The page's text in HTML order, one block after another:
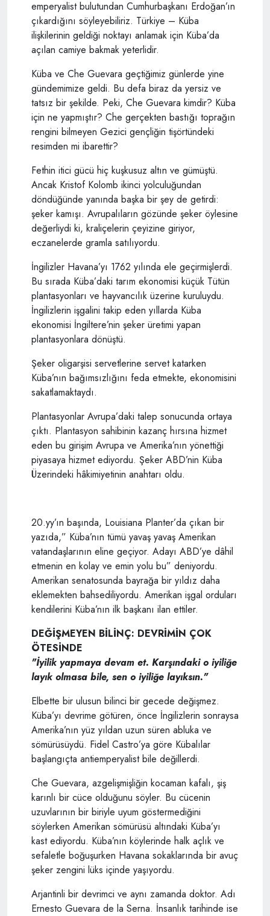
emperyalist bulutundan Cumhurbaşkanı Erdoğan’ın
çıkardığını söyleyebiliriz. Türkiye – Küba
ilişkilerinin geldiği noktayı anlamak için Küba’da
açılan camiye bakmak yeterlidir.
Küba ve Che Guevara geçtiğimiz günlerde yine
gündemimize geldi. Bu defa biraz da yersiz ve
tatsız bir şekilde. Peki, Che Guevara kimdir? Küba
için ne yapmıştır? Che gerçekten bastığı toprağın
rengini bilmeyen Gezici gençliğin tişörtündeki
resimden mi ibarettir?
Fethin itici gücü hiç kuşkusuz altın ve gümüştü.
Ancak Kristof Kolomb ikinci yolculuğundan
döndüğünde yanında başka bir şey de getirdi:
şeker kamışı. Avrupalıların gözünde şeker öylesine
değerliydi ki, kraliçelerin çeyizine giriyor,
eczanelerde gramla satılıyordu.
İngilizler Havana’yı 1762 yılında ele geçirmişlerdi.
Bu sırada Küba’daki tarım ekonomisi küçük Tütün
plantasyonları ve hayvancılık üzerine kuruluydu.
İngilizlerin işgalini takip eden yıllarda Küba
ekonomisi İngiltere’nin şeker üretimi yapan
plantasyonlara dönüştü.
Şeker oligarşisi servetlerine servet katarken
Küba’nın bağımsızlığını feda etmekte, ekonomisini
sakatlamaktaydı.
Plantasyonlar Avrupa’daki talep sonucunda ortaya
çıktı. Plantasyon sahibinin kazanç hırsına hizmet
eden bu girişim Avrupa ve Amerika’nın yönettiği
piyasaya hizmet ediyordu. Şeker ABD’nin Küba
Üzerindeki hâkimiyetinin anahtarı oldu.
20.yy’ın başında, Louisiana Planter’da çıkan bir
yazıda,” Küba’nın tümü yavaş yavaş Amerikan
vatandaşlarının eline geçiyor. Adayı ABD’ye dâhil
etmenin en kolay ve emin yolu bu” deniyordu.
Amerikan senatosunda bayrağa bir yıldız daha
eklemekten bahsediliyordu. Amerikan işgal orduları
kendilerini Küba’nın ilk başkanı ilan ettiler.
DEĞİŞMEYEN BİLİNÇ: DEVRİMİN ÇOK
ÖTESİNDE
"İyilik yapmaya devam et. Karşındaki o iyiliğe
layık olmasa bile, sen o iyiliğe layıksın."
Elbette bir ulusun bilinci bir gecede değişmez.
Küba’yı devrime götüren, önce İngilizlerin sonraysa
Amerika’nın yüz yıldan uzun süren abluka ve
sömürüsüydü. Fidel Castro’ya göre Kübalılar
başlangıçta antiemperyalist bile değillerdi.
Che Guevara, azgelişmişliğin kocaman kafalı, şiş
karınlı bir cüce olduğunu söyler. Bu cücenin
uzuvlarının bir biriyle uyum göstermediğini
söylerken Amerikan sömürüsü altındaki Küba’yı
kast ediyordu. Küba’nın köylerinde halk açlık ve
sefaletle boğuşurken Havana sokaklarında bir avuç
şeker zengini lüks içinde yaşıyordu.
Arjantinli bir devrimci ve aynı zamanda doktor. Adı
Ernesto Guevara de la Serna. İnsanlık tarihinde ise